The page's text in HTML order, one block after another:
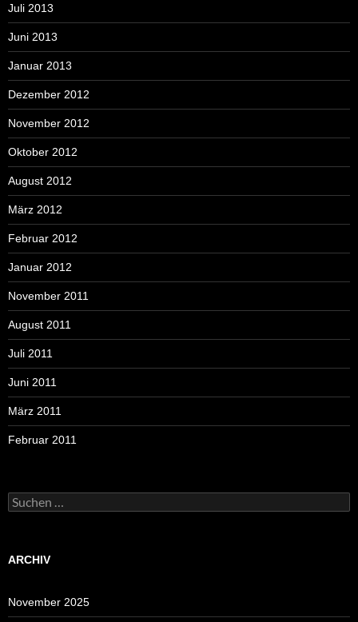
Juli 2013
Juni 2013
Januar 2013
Dezember 2012
November 2012
Oktober 2012
August 2012
März 2012
Februar 2012
Januar 2012
November 2011
August 2011
Juli 2011
Juni 2011
März 2011
Februar 2011
Suchen
nach:
ARCHIV
November 2025